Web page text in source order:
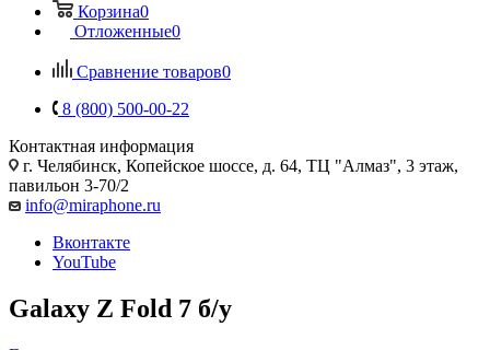
Корзина0
Отложенные0
Сравнение товаров0
8 (800) 500-00-22
Контактная информация
г. Челябинск, Копейское шоссе, д. 64, ТЦ "Алмаз", 3 этаж,
павильон 3-70/2
info@miraphone.ru
Вконтакте
YouTube
Galaxy Z Fold 7 б/у